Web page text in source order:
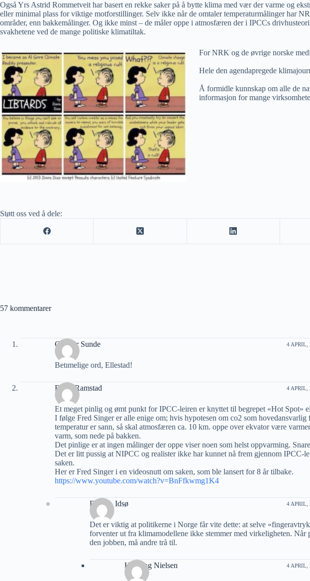
Også Yrs Astrid Rommetveit har basert en rekke saker på å bytte klima med vær der varme og
eller minimal plass for viktige motforstillinger. Selv ikke når de omtaler temperaturmålinger har
områder, enn bakkemålinger. Og ikke minst – de måler oppe i atmosfæren der i IPCCs
svakhetene ved de mange politiske klimatiltak.
For NRK og de øvrige norske
Hele den agendapregede
Å formidle kunnskap om alle de
informasjon for mange
Støtt oss ved å dele:
57 kommentarer
Gunnar Sunde 4 APRIL,
Betimelige ord, Ellestad!
Bjørn Ramstad 4 APRIL,
Et meget pinlig og ømt punkt for IPCC-leiren er knyttet til begrepet «Hot Spot»
I følge Fred Singer er alle enige om; hvis hypotesen om co2 som hovedansvarlig
temperatur er sann, så skal atmosfæren ca. 10 km. oppe over ekvator være
varm, som nede på bakken.
Det pinlige er at ingen målinger der oppe viser noen som helst oppvarming.
Det er litt pussig at NIPCC og realister ikke har kunnet nå frem gjennom IPCC-
saken.
Her er Fred Singer i en videosnutt om saken, som ble lansert for 8 år tilbake.
https://www.youtube.com/watch?v=BnFfkwmg1K4
Dag K. Idsø 4 APRIL,
Det er viktig at politikerne i Norge får vite dette: at selve
forventer ut fra klimamodellene ikke stemmer med virkeligheten. Når
den jobben, må andre trå til.
Henning Nielsen 4 APRIL,